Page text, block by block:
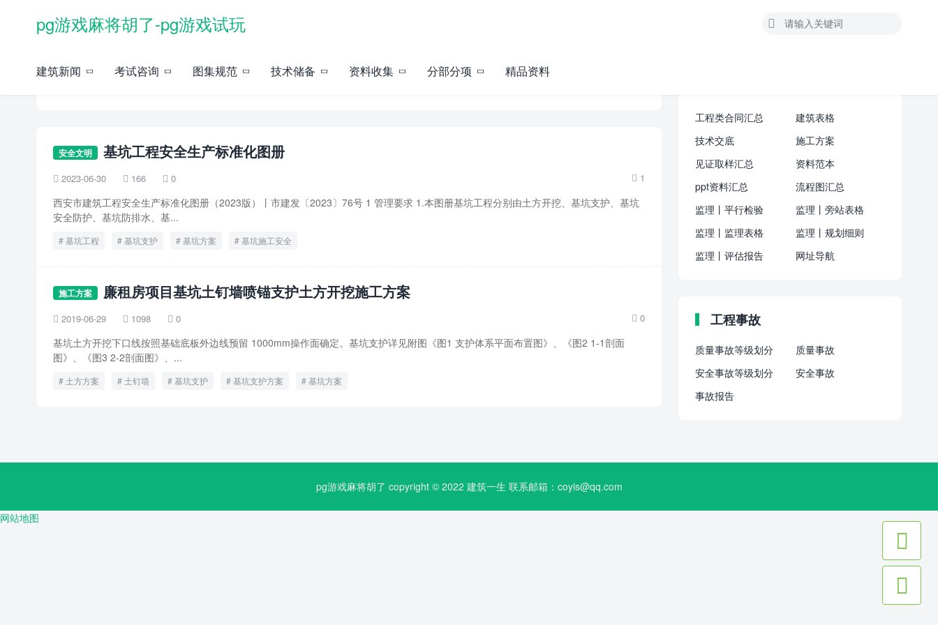
pg游戏麻将胡了-pg游戏试玩 
建筑新闻 考试咨询 图集规范 技术储备 资料收集 分部分项 精品资料
安全文明 基坑工程安全生产标准化图册
 2023-06-30  166  0  1
西安市建筑工程安全生产标准化图册（2023版）丨市建发〔2023〕76号 1 管理要求 1.本图册基坑工程分别由土方开挖、基坑支护、基坑
安全防护、基坑防排水、基...
基坑工程 基坑支护 基坑方案 基坑施工安全
施工方案 廉租房项目基坑土钉墙喷锚支护土方开挖施工方案
 2019-06-29  1098  0  0
基坑土方开挖下口线按照基础底板外边线预留 1000mm操作面确定。基坑支护详见附图《图1 支护体系平面布置图》、《图2 1-1剖面
图》、《图3 2-2剖面图》、...
土方方案 土钉墙 基坑支护 基坑支护方案 基坑方案
工程类合同汇总
建筑表格
技术交底
施工方案
见证取样汇总
资料范本
ppt资料汇总
流程图汇总
监理丨平行检验
监理丨旁站表格
监理丨监理表格
监理丨规划细则
监理丨评估报告
网址导航
工程事故
质量事故等级划分
质量事故
安全事故等级划分
安全事故
事故报告


pg游戏麻将胡了 copyright © 2022 建筑一生 联系邮箱： coyis@qq.com
网站地图